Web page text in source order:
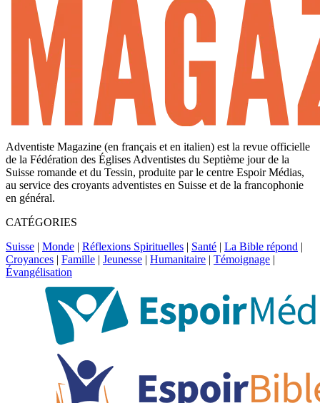
Adventiste Magazine (en français et en italien) est la revue officielle
de la Fédération des Églises Adventistes du Septième jour de la
Suisse romande et du Tessin, produite par le centre Espoir Médias,
au service des croyants adventistes en Suisse et de la francophonie
en général.
CATÉGORIES
Suisse | Monde | Réflexions Spirituelles | Santé | La Bible répond |
Croyances | Famille | Jeunesse | Humanitaire | Témoignage |
Évangélisation